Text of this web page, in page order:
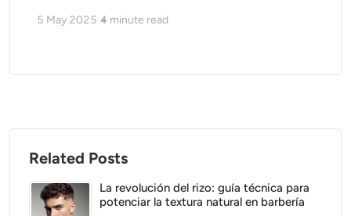
5 May 2025 4 minute read
Related Posts
La revolución del rizo: guía técnica para
potenciar la textura natural en barbería